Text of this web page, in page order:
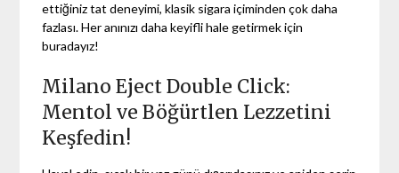
ettiğiniz tat deneyimi, klasik sigara içiminden çok daha
fazlası. Her anınızı daha keyifli hale getirmek için
buradayız!
Milano Eject Double Click:
Mentol ve Böğürtlen Lezzetini
Keşfedin!